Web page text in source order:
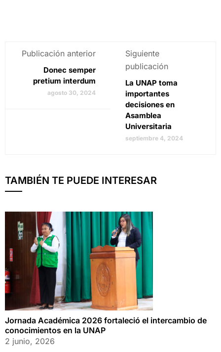
Publicación anterior
Donec semper
pretium interdum
agosto 30, 2024
Siguiente
publicación
La UNAP toma
importantes
decisiones en
Asamblea
Universitaria
septiembre 4, 2024
TAMBIÉN TE PUEDE INTERESAR
Jornada Académica 2026 fortaleció el intercambio de
conocimientos en la UNAP
2 junio, 2026